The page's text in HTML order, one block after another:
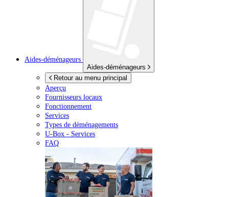
Aides-déménageurs
Aides-déménageurs
Retour au menu principal
Aperçu
Fournisseurs locaux
Fonctionnement
Services
Types de déménagements
U-Box - Services
FAQ